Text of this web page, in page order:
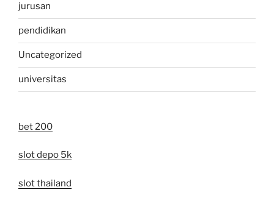
jurusan
pendidikan
Uncategorized
universitas
bet 200
slot depo 5k
slot thailand